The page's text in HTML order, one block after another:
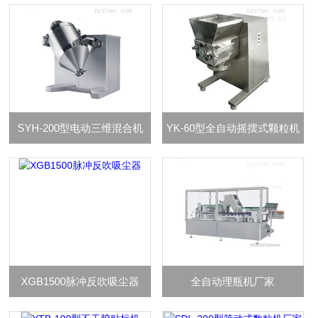
SYH-200型电动三维混合机 YK-60型全自动摇摆式颗粒机
XGB1500脉冲反吹吸尘器 全自动理瓶机厂家